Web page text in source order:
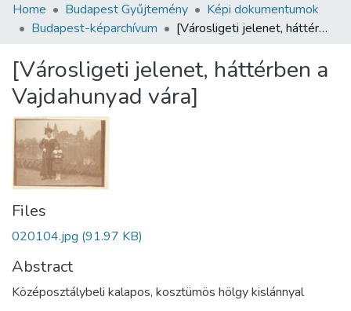
Communities & Collections
Statistics
About us
Home Budapest Gyűjtemény
Képi dokumentumok
Budapest-képarchívum
[Városligeti jelenet, háttérben a Vajdahunyad vára]
[Városligeti jelenet, háttérben a
Vajdahunyad vára]
Files
020104.jpg (91.97 KB)
Abstract
Középosztálybeli kalapos, kosztümös hölgy kislánnyal